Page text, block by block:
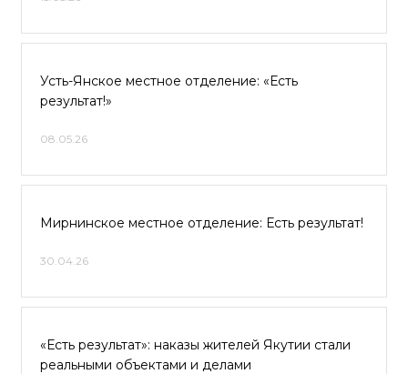
Усть-Янское местное отделение: «Есть
результат!»
08.05.26
Мирнинское местное отделение: Есть результат!
30.04.26
«Есть результат»: наказы жителей Якутии стали
реальными объектами и делами